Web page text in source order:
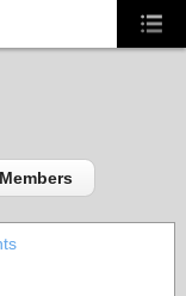
Members